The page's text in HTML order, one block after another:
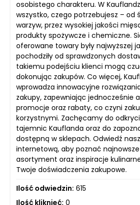
osobistego charakteru. W
wszystko, czego potrzebujesz – od
warzyw, przez wysokiej jakości
produkty spożywcze i chemiczne.
oferowane towary były najwyższej
pochodziły od sprawdzonych
takiemu podejściu klienci mogą
dokonując zakupów. Co więcej,
wprowadza innowacyjne
zakupy, zapewniając jednocześnie
promocje oraz rabaty, co czyni
korzystnymi. Zachęcamy do
tajemnic Kauflanda oraz do
dostępną w sklepach. Odwiedź
internetową, aby poznać
asortyment oraz inspiracje
Twoje doświadczenia zakupowe.
Ilość odwiedzin: 615
Ilość kliknięć: 0